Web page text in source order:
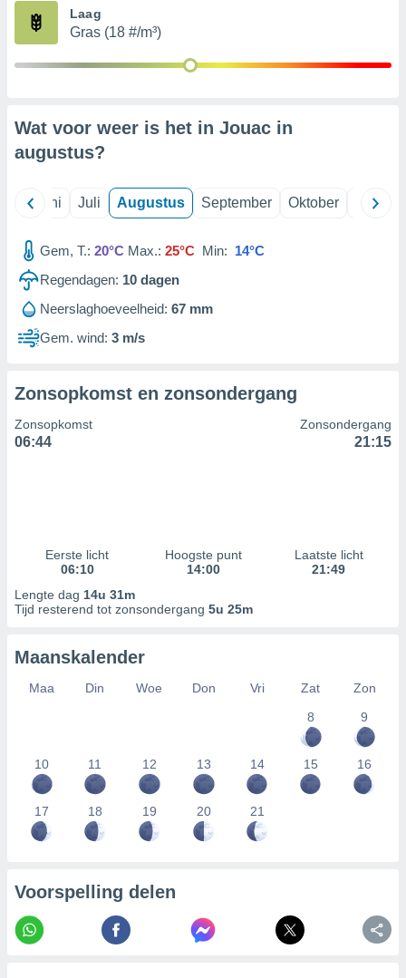
partners
Laag
Gras (18 #/m³)
Wat voor weer is het in Jouac in
augustus?
Juni Juli Augustus September Oktober
Gem, T.: 20°C Max.: 25°C Min: 14°C
Regendagen: 10 dagen
Neerslaghoeveelheid: 67 mm
Gem. wind: 3 m/s
Zonsopkomst en zonsondergang
Zonsopkomst
06:44
Zonsondergang
21:15
Eerste licht
06:10
Hoogste punt
14:00
Laatste licht
21:49
Lengte dag 14u 31m
Tijd resterend tot zonsondergang 5u 25m
Maanskalender
Maa Din Woe Don Vri Zat
Zon
8
9
10 11 12 13 14 15 16
17 18 19 20 21
Voorspelling delen